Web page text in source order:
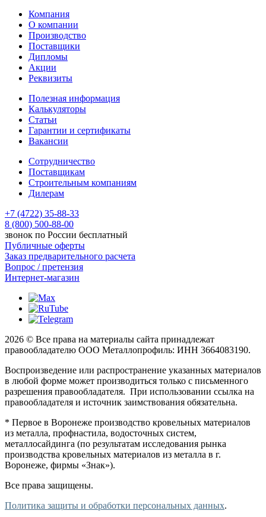
Компания
О компании
Производство
Поставщики
Дипломы
Акции
Реквизиты
Полезная информация
Калькуляторы
Статьи
Гарантии и сертификаты
Вакансии
Сотрудничество
Поставщикам
Строительным компаниям
Дилерам
+7 (4722) 35-88-33
8 (800) 500-88-00
звонок по России бесплатный
Публичные оферты
Заказ предварительного расчета
Вопрос / претензия
Интернет-магазин
2026 © Все права на материалы сайта принадлежат
правообладателю ООО Металлопрофиль: ИНН 3664083190.
Воспроизведение или распространение указанных материалов
в любой форме может производиться только с письменного
разрешения правообладателя. При использовании ссылка на
правообладателя и источник заимствования обязательна.
* Первое в Воронеже производство кровельных материалов
из металла, профнастила, водосточных систем,
металлосайдинга (по результатам исследования рынка
производства кровельных материалов из металла в г.
Воронеже, фирмы «Знак»).
Все права защищены.
Политика защиты и обработки персональных данных.